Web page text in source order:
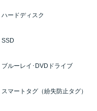
ハードディスク
SSD
ブルーレイ･DVDドライブ
スマートタグ（紛失防止タグ）